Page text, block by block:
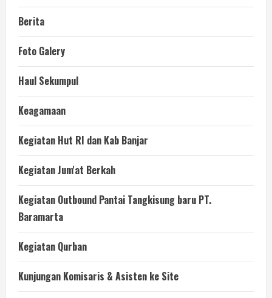
Berita
Foto Galery
Haul Sekumpul
Keagamaan
Kegiatan Hut RI dan Kab Banjar
Kegiatan Jum'at Berkah
Kegiatan Outbound Pantai Tangkisung baru PT.
Baramarta
Kegiatan Qurban
Kunjungan Komisaris & Asisten ke Site